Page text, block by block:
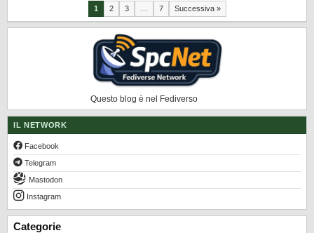
Paginazione
degli
articoli
1 2 3 7 Successiva »
Questo blog è nel Fediverso
IL NETWORK
Facebook
Telegram
Mastodon
Instagram
Categorie